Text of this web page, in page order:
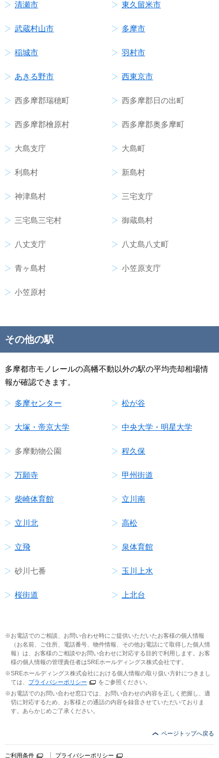
清瀬市 東久留米市
武蔵村山市 多摩市
稲城市 羽村市
あきる野市 西東京市
西多摩郡瑞穂町 西多摩郡日の出町
西多摩郡檜原村 西多摩郡奥多摩町
大島支庁 大島町
利島村 新島村
神津島村 三宅支庁
三宅島三宅村 御蔵島村
八丈支庁 八丈島八丈町
青ヶ島村 小笠原支庁
小笠原村
その他の駅
多摩都市モノレールの高幡不動以外の駅の平均売却相場情
報が確認できます。
多摩センター 松が谷
大塚・帝京大学 中央大学・明星大学
多摩動物公園 程久保
万願寺 甲州街道
柴崎体育館 立川南
立川北 高松
立飛 泉体育館
砂川七番 玉川上水
桜街道 上北台
お電話でのご相談、お問い合わせ時にご提供いただいたお客様の個人情報
（お名前、ご住所、電話番号、物件情報、その他お電話にて取得した個人情
報）は、お客様のご相談やお問い合わせに対応する目的で利用します。お客
様の個人情報の管理責任者はSREホールディングス株式会社です。
SREホールディングス株式会社における個人情報の取り扱い方針につきまし
ては、 プライバシーポリシー
をご参照ください。
お電話でのお問い合わせ窓口では、お問い合わせの内容を正しく把握し、適
切に対応するため、お客様との通話の内容を録音させていただいておりま
す。あらかじめご了承ください。
ページトップへ戻る
ご利用条件 プライバシーポリシー